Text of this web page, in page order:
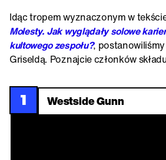
Idąc tropem wyznaczonym w
Molesty. Jak wyglądały solowe
kultowego zespołu?,
Griseldą. Poznajcie członków
1 Westside Gunn